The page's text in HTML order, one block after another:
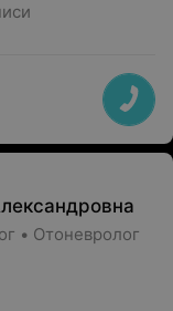
• Отоневролог